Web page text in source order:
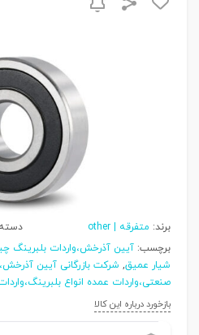
برند: متفرقه | other
برچسب: آیین آذرخش،واردات بلبرینگ
شیار عمیق, شرکت بازرگانی آیین
صنعتی،واردات عمده انواع
بازخورد درباره این کالا